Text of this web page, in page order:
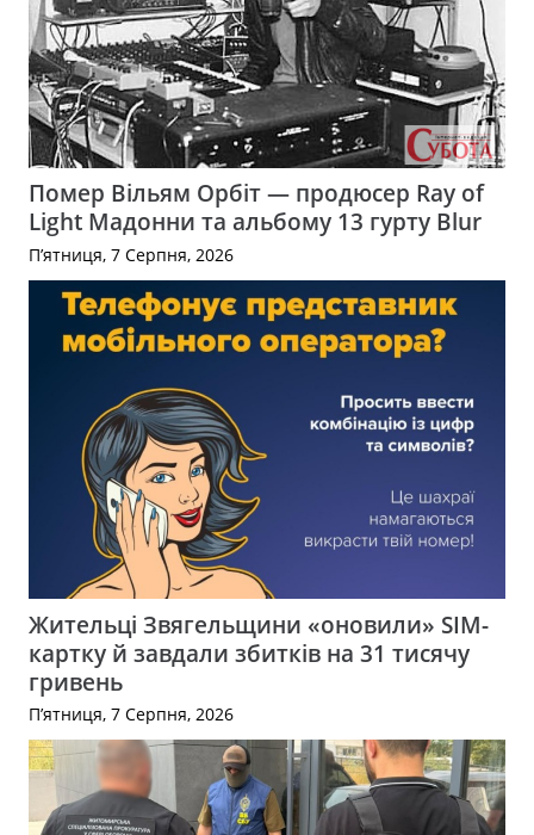
Помер Вільям Орбіт — продюсер Ray of
Light Мадонни та альбому 13 гурту Blur
П’ятниця, 7 Серпня, 2026
Жительці Звягельщини «оновили» SIM-
картку й завдали збитків на 31 тисячу
гривень
П’ятниця, 7 Серпня, 2026